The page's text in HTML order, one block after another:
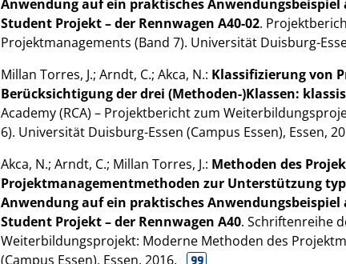
Anwendung auf ein praktisches
Student Projekt – der Rennwagen A40-02.
Projektmanagements (Band 7). Universität Duisburg-
Millan Torres, J.; Arndt, C.; Akca, N.: Klassifizierung von
Berücksichtigung der drei (Methoden-)Klassen:
Academy (RCA) – Projektbericht zum
6). Universität Duisburg-Essen (Campus Essen), Essen,
Akca, N.; Arndt, C.; Millan Torres, J.: Methoden des
Projektmanagementmethoden zur Unterstützung
Anwendung auf ein praktisches
Student Projekt – der Rennwagen A40. Schriftenreihe
Weiterbildungsprojekt: Moderne Methoden des
(Campus Essen), Essen, 2016.